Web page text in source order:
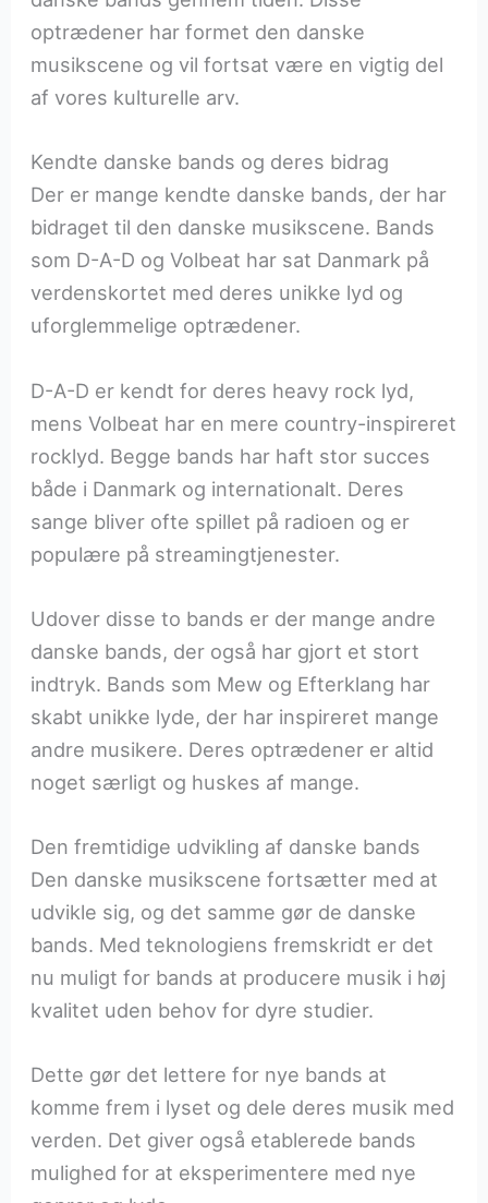
optrædener har formet den danske
musikscene og vil fortsat være en vigtig del
af vores kulturelle arv.
Kendte danske bands og deres bidrag
Der er mange kendte danske bands, der har
bidraget til den danske musikscene. Bands
som D-A-D og Volbeat har sat Danmark på
verdenskortet med deres unikke lyd og
uforglemmelige optrædener.
D-A-D er kendt for deres heavy rock lyd,
mens Volbeat har en mere country-inspireret
rocklyd. Begge bands har haft stor succes
både i Danmark og internationalt. Deres
sange bliver ofte spillet på radioen og er
populære på streamingtjenester.
Udover disse to bands er der mange andre
danske bands, der også har gjort et stort
indtryk. Bands som Mew og Efterklang har
skabt unikke lyde, der har inspireret mange
andre musikere. Deres optrædener er altid
noget særligt og huskes af mange.
Den fremtidige udvikling af danske bands
Den danske musikscene fortsætter med at
udvikle sig, og det samme gør de danske
bands. Med teknologiens fremskridt er det
nu muligt for bands at producere musik i høj
kvalitet uden behov for dyre studier.
Dette gør det lettere for nye bands at
komme frem i lyset og dele deres musik med
verden. Det giver også etablerede bands
mulighed for at eksperimentere med nye